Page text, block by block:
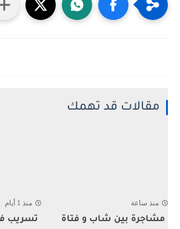
مقالات قد تهمك
منذ ساعة
مشاجرة بين شاب و فتاة
منذ 1 أيام
تسريب